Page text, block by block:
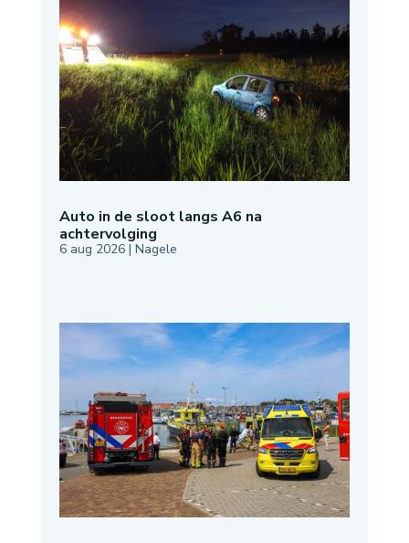
Auto in de sloot langs A6 na
achtervolging
6 aug 2026| Nagele